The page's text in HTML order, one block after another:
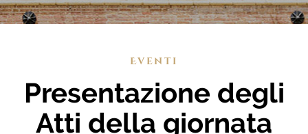
Eventi
Presentazione degli
Atti della giornata